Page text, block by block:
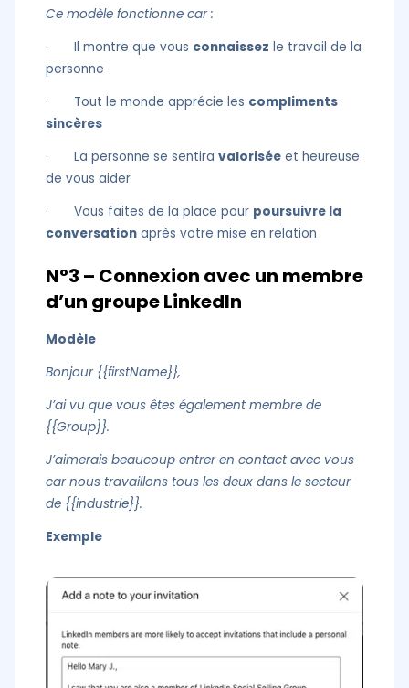
Ce modèle fonctionne car :
· Il montre que vous connaissez le travail de la
personne
· Tout le monde apprécie les compliments
sincères
· La personne se sentira valorisée et heureuse
de vous aider
· Vous faites de la place pour poursuivre la
conversation après votre mise en relation
N°3 – Connexion avec un membre
d’un groupe LinkedIn
Modèle
Bonjour {{firstName}},
J’ai vu que vous êtes également membre de
{{Group}}.
J’aimerais beaucoup entrer en contact avec vous
car nous travaillons tous les deux dans le secteur
de {{industrie}}.
Exemple